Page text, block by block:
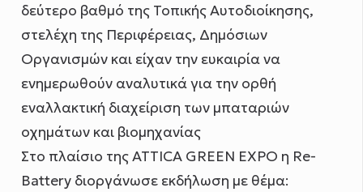
δεύτερο βαθμό της Τοπικής Αυτοδιοίκησης,
στελέχη της Περιφέρειας, Δημόσιων
Οργανισμών και είχαν την ευκαιρία να
ενημερωθούν αναλυτικά για την ορθή
εναλλακτική διαχείριση των μπαταριών
οχημάτων και βιομηχανίας
Στο πλαίσιο της ATTICA GREEN EXPO η Re-
Battery διοργάνωσε εκδήλωση με θέμα: